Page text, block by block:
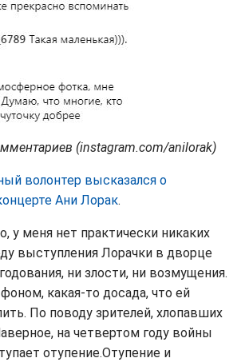
(instagram.com/anilorak)
волонтер высказался о
Ани Лорак.
у меня нет практически никаких
выступления Лорачки в дворце
ни злости, ни возмущения.
какая-то досада, что ей
По поводу зрителей, хлопавших
на четвертом году войны
отупение.Отупение и